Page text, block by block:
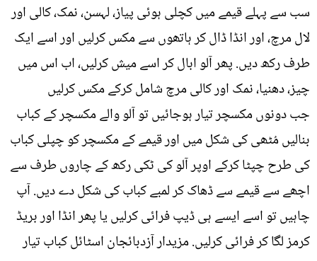
سب سے پہلے قیمے میں کچلی ہوئی پیاز، لہسن، نمک، کالی اور
لال مرچ، اور انڈا ڈال کر ہاتھوں سے مکس کرلیں اور اسے ایک
طرف رکھ دیں. پھر آلو ابال کر اسے میش کرلیں، اب اس میں
چیز، دھنیا، نمک اور کالی مرچ شامل کرکے مکس کرلیں
جب دونوں مکسچر تیار ہوجائیں تو آلو والے مکسچر کے کباب
بنالیں مُٹھی کی شکل میں اور قیمے کے مکسچر کو چپلی کباب
کی طرح چپٹا کرکے اوپر آلو کی ٹکی رکھ کے چاروں طرف سے
اچھے سے قیمے سے ڈھاک کر لمبے کباب کی شکل دے دیں. آپ
چاہیں تو اسے ایسے ہی ڈیپ فرائی کرلیں یا پھر انڈا اور بریڈ
کرمز لگا کر فرائی کرلیں. مزیدار آزدبائجان اسٹائل کباب تیار